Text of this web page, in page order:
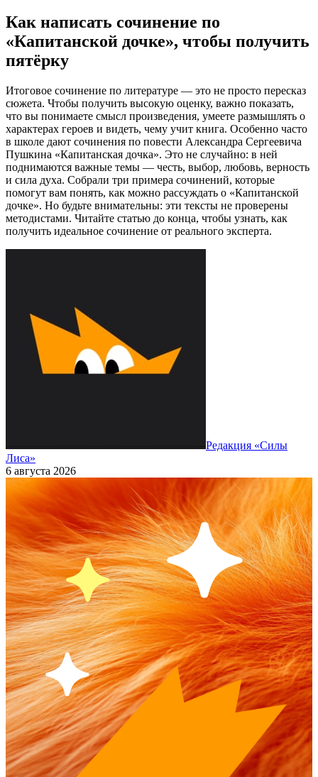
Как написать сочинение по
«Капитанской дочке», чтобы получить
пятёрку
Итоговое сочинение по литературе — это не просто пересказ
сюжета. Чтобы получить высокую оценку, важно показать,
что вы понимаете смысл произведения, умеете размышлять о
характерах героев и видеть, чему учит книга. Особенно часто
в школе дают сочинения по повести Александра Сергеевича
Пушкина «Капитанская дочка». Это не случайно: в ней
поднимаются важные темы — честь, выбор, любовь, верность
и сила духа. Собрали три примера сочинений, которые
помогут вам понять, как можно рассуждать о «Капитанской
дочке». Но будьте внимательны: эти тексты не проверены
методистами. Читайте статью до конца, чтобы узнать, как
получить идеальное сочинение от реального эксперта.
Редакция «Силы
Лиса»
6 августа 2026